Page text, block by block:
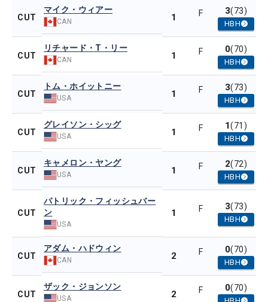
CUT
マイク・ウィアー
CAN 1 F 3(73)
HBH
CUT
リチャード・T・リー
CAN 1 F 0(70)
HBH
CUT
トム・ホイットニー
USA 1 F 3(73)
HBH
CUT
グレイソン・シッグ
USA 1 F 1(71)
HBH
CUT
キャメロン・ヤング
USA 1 F 2(72)
HBH
CUT
パトリック・フィッシュバー
ン
USA
1 F 3(73)
HBH
CUT
アダム・ハドウィン
CAN 2 F 0(70)
HBH
CUT
ザック・ジョンソン
USA 2 F 0(70)